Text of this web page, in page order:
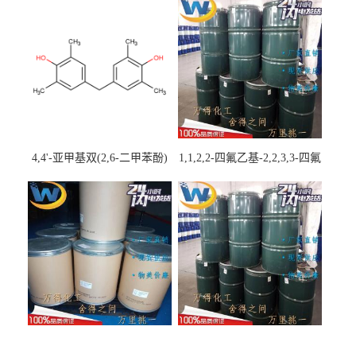
4,4'-亚甲基双(2,6-二甲苯酚)
1,1,2,2-四氟乙基-2,2,3,3-四氟